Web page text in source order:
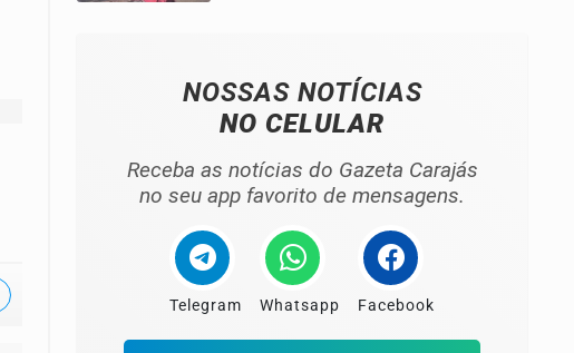
NOSSAS NOTÍCIAS
NO CELULAR
Receba as notícias do Gazeta Carajás
no seu app favorito de mensagens.
Telegram Whatsapp Facebook